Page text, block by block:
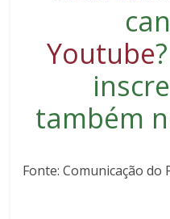
Youtube?
também
Fonte: Comunicação do